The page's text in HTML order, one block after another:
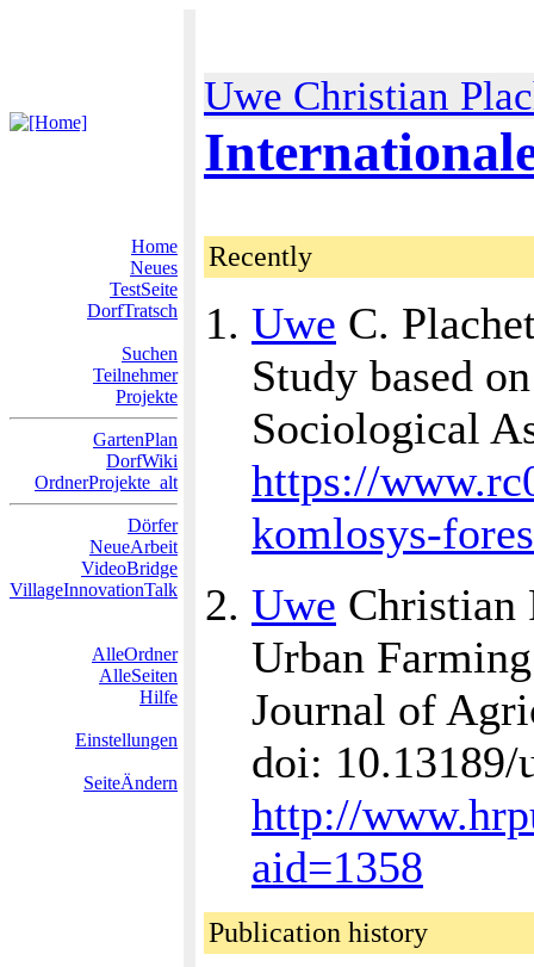
Uwe Christian
Home
Neues
TestSeite
DorfTratsch
Suchen
Teilnehmer
Projekte
GartenPlan
DorfWiki
OrdnerProjekte_alt
Dörfer
NeueArbeit
VideoBridge
VillageInnovationTalk
AlleOrdner
AlleSeiten
Hilfe
Einstellungen
SeiteÄndern
Recently
Uwe C.
Study based
Sociological
https://
komlosys-
Uwe Christian
Urban
Journal of
doi:
http://
aid=1358
Publication history